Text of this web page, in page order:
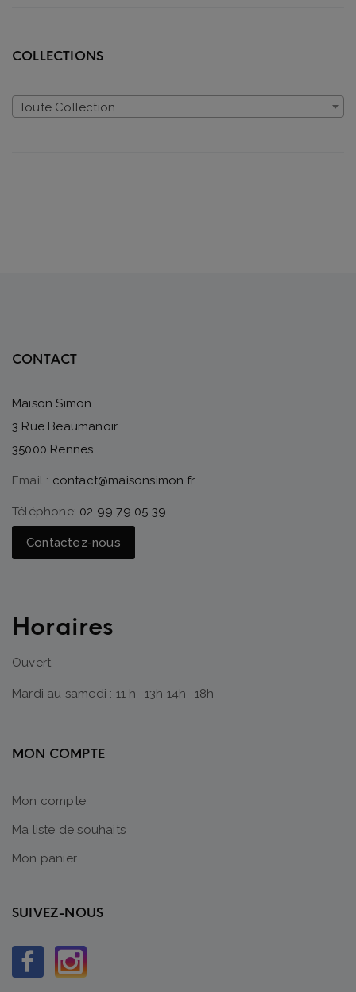
COLLECTIONS
Toute Collection
CONTACT
Maison Simon
3 Rue Beaumanoir
35000 Rennes
Email : contact@maisonsimon.fr
Téléphone: 02 99 79 05 39
Contactez-nous
Horaires
Ouvert
Mardi au samedi : 11 h -13h 14h -18h
MON COMPTE
Mon compte
Ma liste de souhaits
Mon panier
SUIVEZ-NOUS